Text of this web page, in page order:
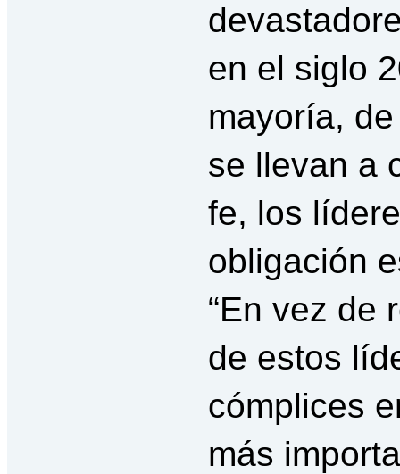
en el siglo
mayoría,
se llevan a
fe, los
obligación
“En vez de
de estos
cómplices
más